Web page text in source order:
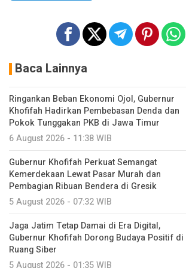
Baca Lainnya
Ringankan Beban Ekonomi Ojol, Gubernur
Khofifah Hadirkan Pembebasan Denda dan
Pokok Tunggakan PKB di Jawa Timur
6 August 2026 - 11:38 WIB
Gubernur Khofifah Perkuat Semangat
Kemerdekaan Lewat Pasar Murah dan
Pembagian Ribuan Bendera di Gresik
5 August 2026 - 07:32 WIB
Jaga Jatim Tetap Damai di Era Digital,
Gubernur Khofifah Dorong Budaya Positif di
Ruang Siber
5 August 2026 - 01:35 WIB